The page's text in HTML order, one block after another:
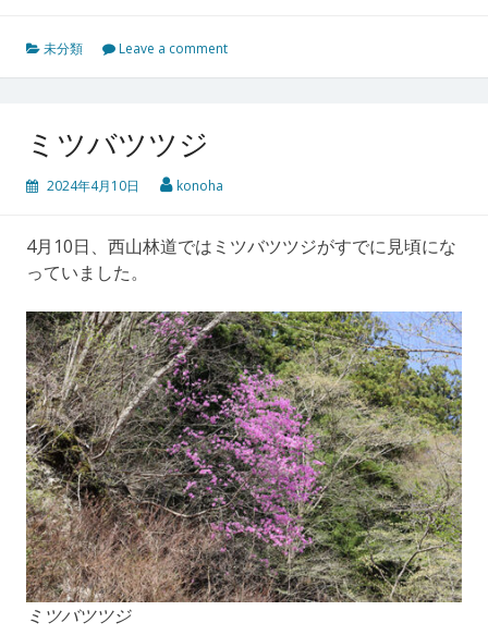
未分類 Leave a comment
ミツバツツジ
2024年4月10日 konoha
4月10日、西山林道ではミツバツツジがすでに見頃にな
っていました。
ミツバツツジ